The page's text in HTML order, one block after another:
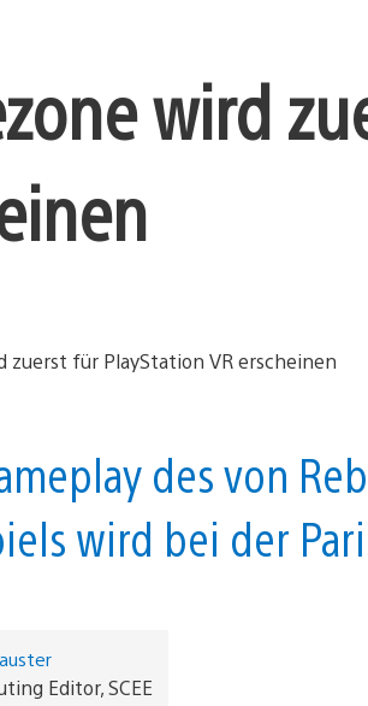
wird
des von
wird bei der
Editor, SCEE